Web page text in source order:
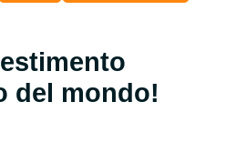
del mondo!